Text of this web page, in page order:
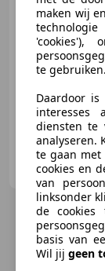
06/2017
Van der Veer
NL-1271 TW
maken wij
'cookies'),
te gebruiken.
Daardoor
interesses
diensten te
analyseren.
te gaan
cookies en
van
linksonder
de
basis van
Wil jij geen